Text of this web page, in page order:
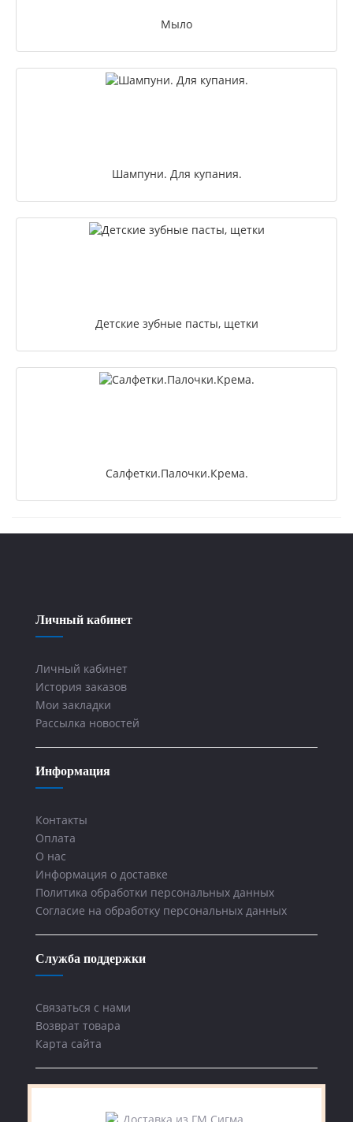
Мыло
Шампуни. Для купания.
Детские зубные пасты, щетки
Салфетки.Палочки.Крема.
Личный кабинет
Личный кабинет
История заказов
Мои закладки
Рассылка новостей
Информация
Контакты
Оплата
О нас
Информация о доставке
Политика обработки персональных данных
Согласие на обработку персональных данных
Служба поддержки
Связаться с нами
Возврат товара
Карта сайта